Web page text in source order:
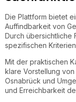
Die Plattform bietet
Auffindbarkeit von
Durch übersichtliche
spezifischen
Mit der praktischen
klare Vorstellung
Osnabrück und
und Erreichbarkeit